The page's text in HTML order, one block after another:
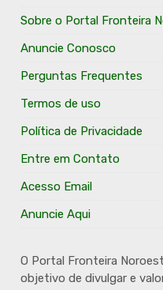
Sobre o Portal Fronteira
Anuncie Conosco
Perguntas Frequentes
Termos de uso
Política de Privacidade
Entre em Contato
Acesso Email
Anuncie Aqui
O Portal Fronteira
objetivo de divulgar e